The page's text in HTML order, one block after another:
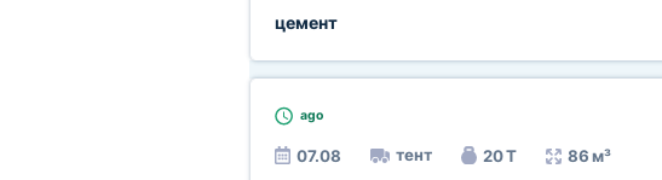
цемент
ago
07.08 тент 20 Т 86 м³